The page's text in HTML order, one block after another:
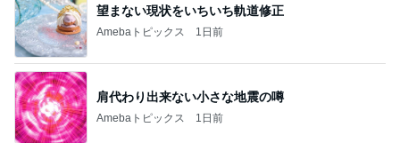
望まない現状をいちいち軌道修正
Amebaトピックス 1日前
肩代わり出来ない小さな地震の噂
Amebaトピックス 1日前